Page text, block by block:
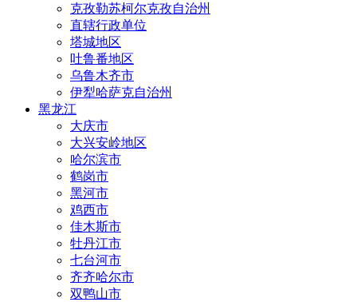
克孜勒苏柯尔克孜自治州
直辖行政单位
塔城地区
吐鲁番地区
乌鲁木齐市
伊犁哈萨克自治州
黑龙江
大庆市
大兴安岭地区
哈尔滨市
鹤岗市
黑河市
鸡西市
佳木斯市
牡丹江市
七台河市
齐齐哈尔市
双鸭山市